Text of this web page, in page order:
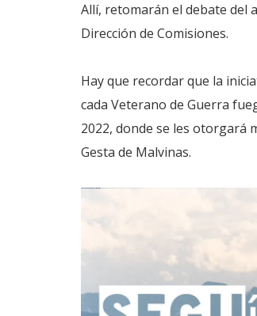
Allí, retomarán el debate del
Dirección de Comisiones.
Hay que recordar que la
cada Veterano de Guerra
2022, donde se les otorgará
Gesta de Malvinas.